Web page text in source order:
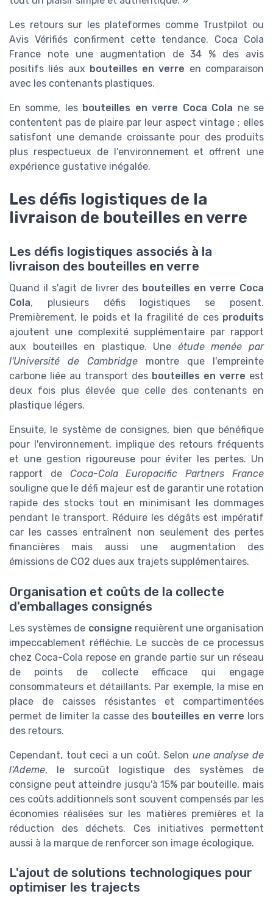
Les retours sur les plateformes comme Trustpilot ou
Avis Vérifiés confirment cette tendance. Coca Cola
France note une augmentation de 34 % des avis
positifs liés aux bouteilles en verre en comparaison
avec les contenants plastiques.
En somme, les bouteilles en verre Coca Cola ne se
contentent pas de plaire par leur aspect vintage ; elles
satisfont une demande croissante pour des produits
plus respectueux de l'environnement et offrent une
expérience gustative inégalée.
Les défis logistiques de la
livraison de bouteilles en verre
Les défis logistiques associés à la
livraison des bouteilles en verre
Quand il s'agit de livrer des bouteilles en verre Coca
Cola, plusieurs défis logistiques se posent.
Premièrement, le poids et la fragilité de ces produits
ajoutent une complexité supplémentaire par rapport
aux bouteilles en plastique. Une étude menée par
l'Université de Cambridge montre que l'empreinte
carbone liée au transport des bouteilles en verre est
deux fois plus élevée que celle des contenants en
plastique légers.
Ensuite, le système de consignes, bien que bénéfique
pour l'environnement, implique des retours fréquents
et une gestion rigoureuse pour éviter les pertes. Un
rapport de Coca-Cola Europacific Partners France
souligne que le défi majeur est de garantir une rotation
rapide des stocks tout en minimisant les dommages
pendant le transport. Réduire les dégâts est impératif
car les casses entraînent non seulement des pertes
financières mais aussi une augmentation des
émissions de CO2 dues aux trajets supplémentaires.
Organisation et coûts de la collecte
d'emballages consignés
Les systèmes de consigne requièrent une organisation
impeccablement réfléchie. Le succès de ce processus
chez Coca-Cola repose en grande partie sur un réseau
de points de collecte efficace qui engage
consommateurs et détaillants. Par exemple, la mise en
place de caisses résistantes et compartimentées
permet de limiter la casse des bouteilles en verre lors
des retours.
Cependant, tout ceci a un coût. Selon une analyse de
l'Ademe, le surcoût logistique des systèmes de
consigne peut atteindre jusqu'à 15% par bouteille, mais
ces coûts additionnels sont souvent compensés par les
économies réalisées sur les matières premières et la
réduction des déchets. Ces initiatives permettent
aussi à la marque de renforcer son image écologique.
L'ajout de solutions technologiques pour
optimiser les trajects